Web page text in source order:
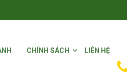
CHÍNH SÁCH LIÊN HỆ